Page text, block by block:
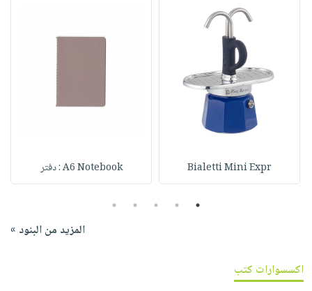
Bialetti Mini Expr A6 Notebook : دفتر
1
2
3
4
5
المزيد من البنود »
اكسسوارات كتب